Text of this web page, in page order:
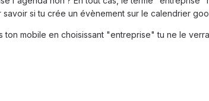
si tu crée un évènement sur le calendrier
ton mobile en choisissant "entreprise" tu ne le